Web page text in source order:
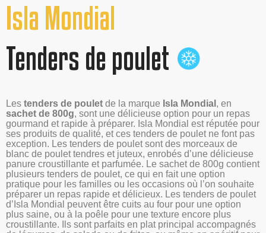
Isla Mondial
Tenders de poulet
Les tenders de poulet de la marque Isla Mondial , en
sachet de 800g, sont une délicieuse option pour un repas
gourmand et rapide à préparer. Isla Mondial est réputée pour
ses produits de qualité, et ces tenders de poulet ne font pas
exception. Les tenders de poulet sont des morceaux de
blanc de poulet tendres et juteux, enrobés d’une délicieuse
panure croustillante et parfumée. Le sachet de 800g contient
plusieurs tenders de poulet, ce qui en fait une option
pratique pour les familles ou les occasions où l’on souhaite
préparer un repas rapide et délicieux. Les tenders de poulet
d’Isla Mondial peuvent être cuits au four pour une option
plus saine, ou à la poêle pour une texture encore plus
croustillante. Ils sont parfaits en plat principal accompagnés